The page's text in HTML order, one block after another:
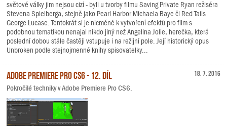
světové války jim nejsou cizí - byli u tvorby filmu Saving Private Ryan režiséra
Stevena Spielberga, stejně jako Pearl Harbor Michaela Baye či Red Tails
George Lucase. Tentokrát si je nicméně k vytvoření efektů pro film s
podobnou tematikou nenajal nikdo jiný než Angelina Jolie, herečka, která
poslední dobou stále častěji vstupuje i na režijní pole. Její historický opus
Unbroken podle stejnojmenné knihy spisovatelky...
18. 7. 2016
Adobe Premiere Pro CS6 - 12. díl
Pokročilé techniky v Adobe Premiere Pro CS6.